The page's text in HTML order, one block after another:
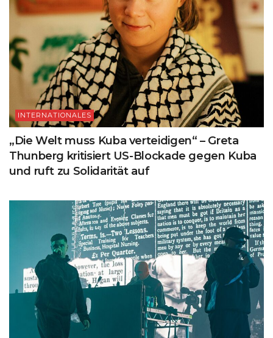
INTERNATIONALES
„Die Welt muss Kuba verteidigen“ – Greta
Thunberg kritisiert US-Blockade gegen Kuba
und ruft zu Solidarität auf